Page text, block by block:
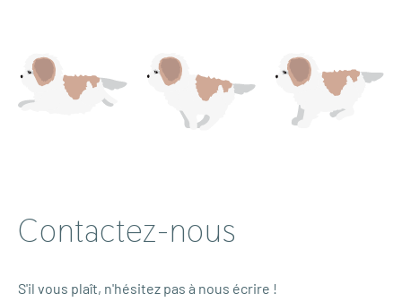
Contactez-nous
S'il vous plaît, n'hésitez pas à nous écrire !